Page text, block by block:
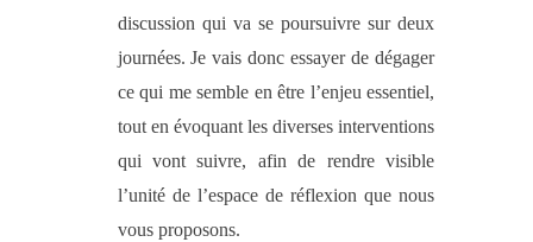
discussion qui va se poursuivre sur deux
journées. Je vais donc essayer de dégager
ce qui me semble en être l’enjeu essentiel,
tout en évoquant les diverses interventions
qui vont suivre, afin de rendre visible
l’unité de l’espace de réflexion que nous
vous proposons.